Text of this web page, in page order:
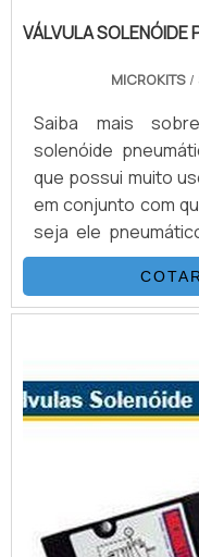
VÁLVULA SOLENÓIDE
MICROKITS /
Saiba mais
solenóide
que possui muito
em conjunto com
seja ele
opção roscada é
conjuntos
diafragma,
com as normas
indicada para sere
pneumáticos ...